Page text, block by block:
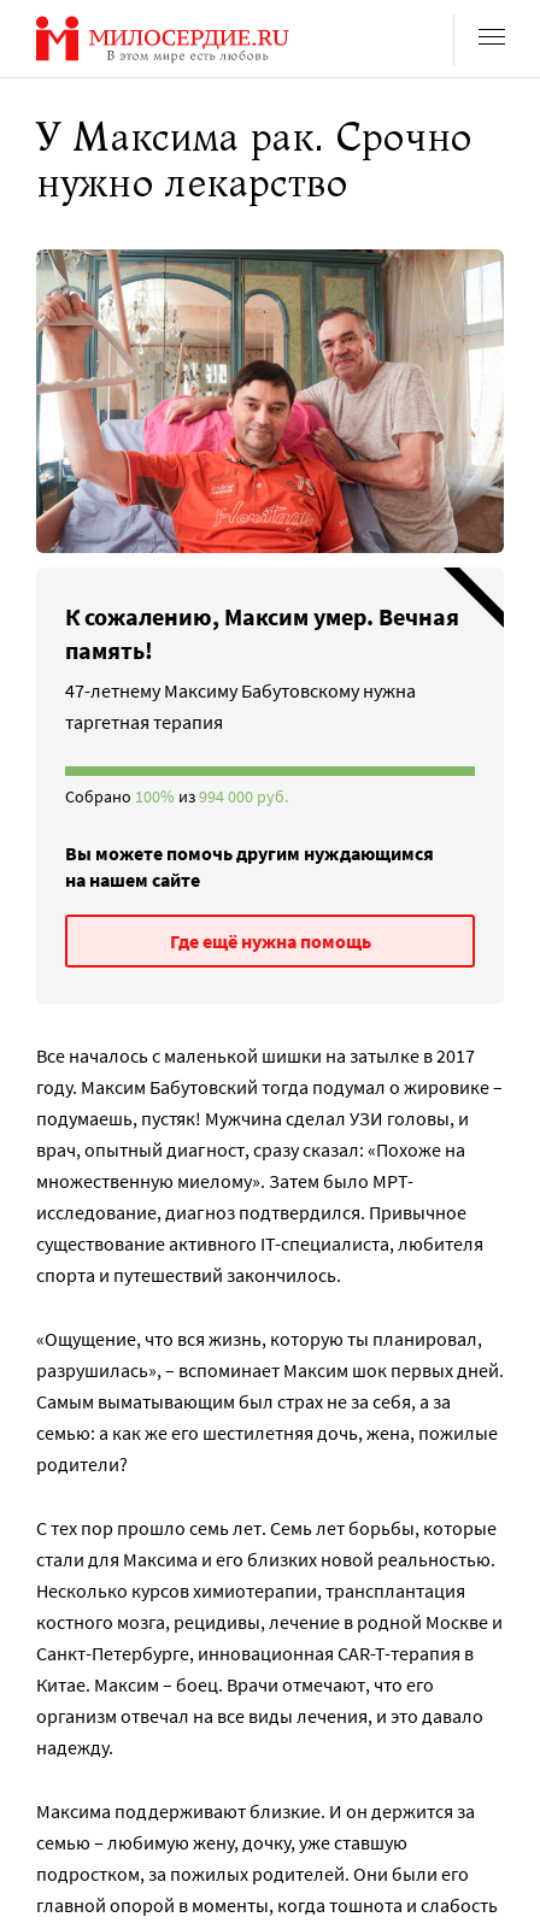
Перейти
содержанию
У Максима рак. Срочно
нужно лекарство
К сожалению, Максим умер. Вечная
память!
47-летнему Максиму Бабутовскому нужна
таргетная терапия
Собрано 100% из994 000 руб.
Вы можете помочь другим нуждающимся
на нашем сайте
Где ещё нужна помощь
Все началось с маленькой шишки на затылке в 2017
году. Максим Бабутовский тогда подумал о жировике –
подумаешь, пустяк! Мужчина сделал УЗИ головы, и
врач, опытный диагност, сразу сказал: «Похоже на
множественную миелому». Затем было МРТ-
исследование, диагноз подтвердился. Привычное
существование активного IT-специалиста, любителя
спорта и путешествий закончилось.
«Ощущение, что вся жизнь, которую ты планировал,
разрушилась», – вспоминает Максим шок первых дней.
Самым выматывающим был страх не за себя, а за
семью: а как же его шестилетняя дочь, жена, пожилые
родители?
С тех пор прошло семь лет. Семь лет борьбы, которые
стали для Максима и его близких новой реальностью.
Несколько курсов химиотерапии, трансплантация
костного мозга, рецидивы, лечение в родной Москве и
Санкт-Петербурге, инновационная CAR-T-терапия в
Китае. Максим – боец. Врачи отмечают, что его
организм отвечал на все виды лечения, и это давало
надежду.
Максима поддерживают близкие. И он держится за
семью – любимую жену, дочку, уже ставшую
подростком, за пожилых родителей. Они были его
главной опорой в моменты, когда тошнота и слабость